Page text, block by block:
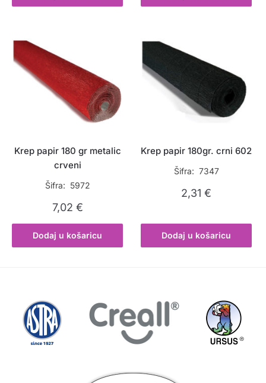
Krep papir 180 gr metalic
crveni
Šifra: 5972
7,02 €
Dodaj u košaricu
Krep papir 180gr. crni 602
Šifra: 7347
2,31€
Dodaj u košaricu